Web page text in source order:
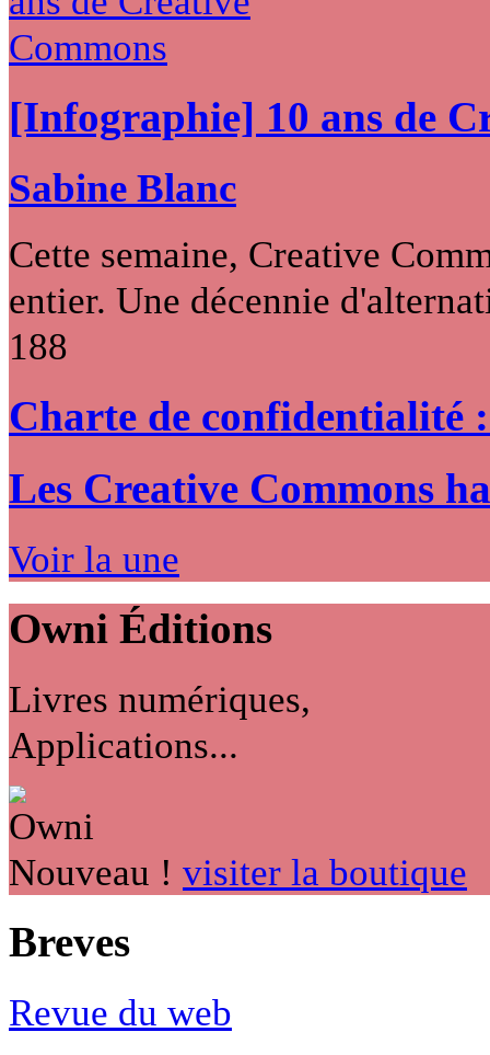
[Infographie] 10 ans de
Sabine Blanc
Cette semaine, Creative
entier. Une décennie
188
Charte de confidentialité
Les Creative Commons
Voir la une
Owni Éditions
Livres numériques,
Applications...
Nouveau ! visiter la boutique
Breves
Revue du web